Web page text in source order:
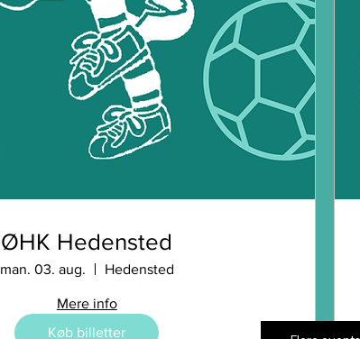
ØHK Hedensted
man. 03. aug. Hedensted
Mere info
Køb billetter